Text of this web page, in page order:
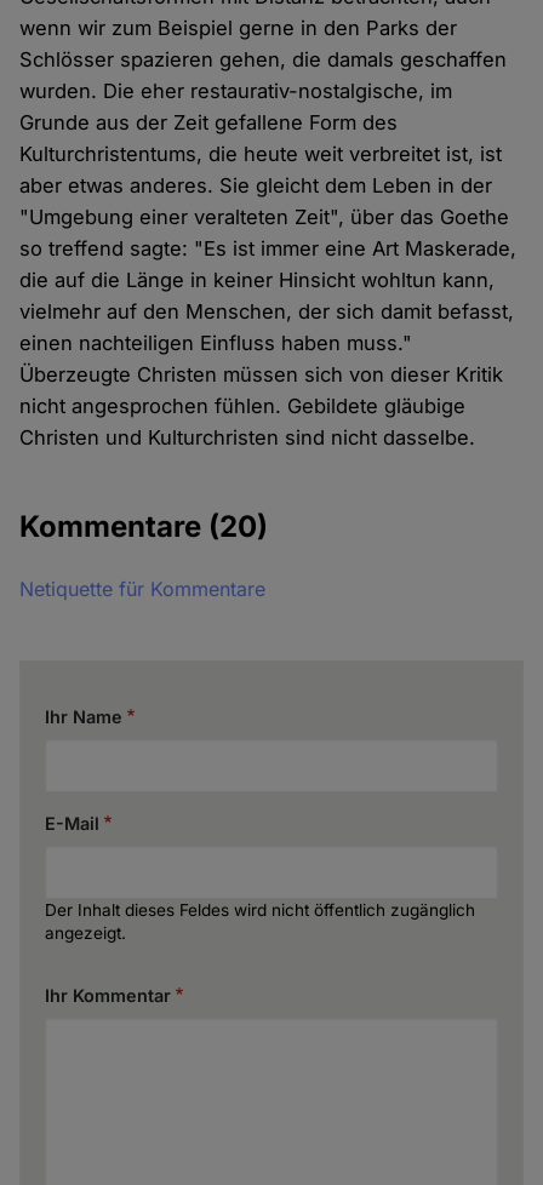
wenn wir zum Beispiel gerne in den Parks der
Schlösser spazieren gehen, die damals geschaffen
wurden. Die eher restaurativ-nostalgische, im
Grunde aus der Zeit gefallene Form des
Kulturchristentums, die heute weit verbreitet ist, ist
aber etwas anderes. Sie gleicht dem Leben in der
"Umgebung einer veralteten Zeit", über das Goethe
so treffend sagte: "Es ist immer eine Art Maskerade,
die auf die Länge in keiner Hinsicht wohltun kann,
vielmehr auf den Menschen, der sich damit befasst,
einen nachteiligen Einfluss haben muss."
Überzeugte Christen müssen sich von dieser Kritik
nicht angesprochen fühlen. Gebildete gläubige
Christen und Kulturchristen sind nicht dasselbe.
Kommentare (20)
Netiquette für Kommentare
Ihr Name
E-Mail
Der Inhalt dieses Feldes wird nicht öffentlich zugänglich
angezeigt.
Ihr Kommentar